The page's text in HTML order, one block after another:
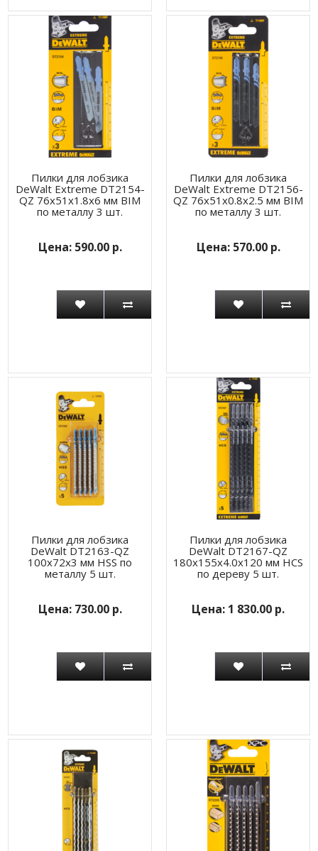
Пилки для лобзика
DeWalt Extreme DT2154-
QZ 76x51x1.8x6 мм BIM
по металлу 3 шт.
590.00 р.
Пилки для лобзика
DeWalt Extreme DT2156-
QZ 76x51x0.8x2.5 мм BIM
по металлу 3 шт.
570.00 р.
Пилки для лобзика
DeWalt DT2163-QZ
100x72x3 мм HSS по
металлу 5 шт.
730.00 р.
Пилки для лобзика
DeWalt DT2167-QZ
180х155х4.0х120 мм HCS
по дереву 5 шт.
1 830.00 р.